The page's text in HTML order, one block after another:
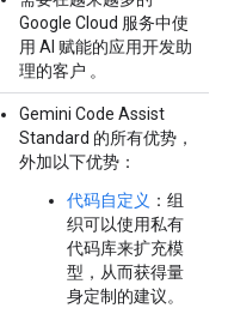
Google Cloud 服务中使
用 AI 赋能的应用开发助
理的客户 。
Gemini Code Assist
Standard 的所有优势，
外加以下优势：
代码自定义 ：组
织可以使用私有
代码库来扩充模
型，从而获得量
身定制的建议。